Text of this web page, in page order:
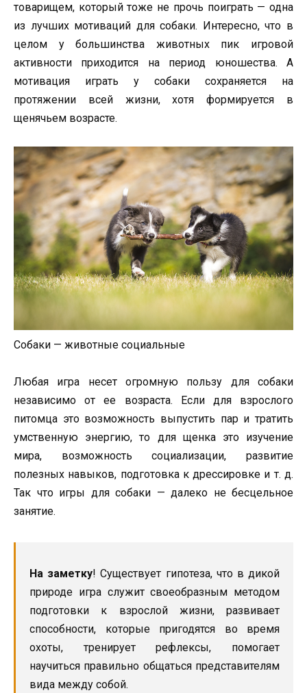
товарищем, который тоже не прочь поиграть — одна
из лучших мотиваций для собаки. Интересно, что в
целом у большинства животных пик игровой
активности приходится на период юношества. А
мотивация играть у собаки сохраняется на
протяжении всей жизни, хотя формируется в
щенячьем возрасте.
Собаки — животные социальные
Любая игра несет огромную пользу для собаки
независимо от ее возраста. Если для взрослого
питомца это возможность выпустить пар и тратить
умственную энергию, то для щенка это изучение
мира, возможность социализации, развитие
полезных навыков, подготовка к дрессировке и т. д.
Так что игры для собаки — далеко не бесцельное
занятие.
На заметку! Существует гипотеза, что в дикой
природе игра служит своеобразным методом
подготовки к взрослой жизни, развивает
способности, которые пригодятся во время
охоты, тренирует рефлексы, помогает
научиться правильно общаться представителям
вида между собой.